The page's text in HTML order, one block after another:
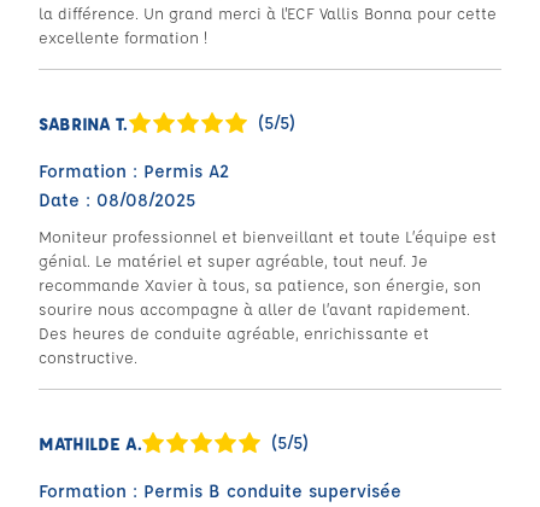
la différence. Un grand merci à l'ECF Vallis Bonna pour cette
excellente formation !
SABRINA T. (5/5)
Formation : Permis A2
Date : 08/08/2025
Moniteur professionnel et bienveillant et toute L’équipe est
génial. Le matériel et super agréable, tout neuf. Je
recommande Xavier à tous, sa patience, son énergie, son
sourire nous accompagne à aller de l’avant rapidement.
Des heures de conduite agréable, enrichissante et
constructive.
MATHILDE A. (5/5)
Formation : Permis B conduite supervisée